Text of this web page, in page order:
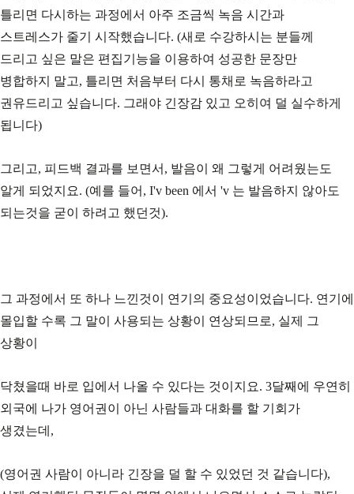
틀리면 다시하는 과정에서 아주 조금씩 녹음 시간과
스트레스가 줄기 시작했습니다. (새로 수강하시는 분들께
드리고 싶은 말은 편집기능을 이용하여 성공한 문장만
병합하지 말고, 틀리면 처음부터 다시 통채로 녹음하라고
권유드리고 싶습니다. 그래야 긴장감 있고 오히여 덜 실수하게
됩니다)
그리고, 피드백 결과를 보면서, 발음이 왜 그렇게 어려웠는도
알게 되었지요. (예를 들어, I'v been 에서 'v 는 발음하지 않아도
되는것을 굳이 하려고 했던것).
그 과정에서 또 하나 느낀것이 연기의 중요성이었습니다. 연기에
몰입할 수록 그 말이 사용되는 상황이 연상되므로, 실제 그
상황이
닥쳤을때 바로 입에서 나올 수 있다는 것이지요. 3달째에 우연히
외국에 나가 영어권이 아닌 사람들과 대화를 할 기회가
생겼는데,
(영어권 사람이 아니라 긴장을 덜 할 수 있었던 것 같습니다),